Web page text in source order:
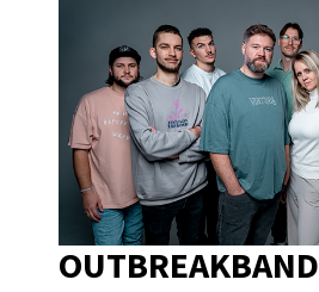
OUTBREAKBAND